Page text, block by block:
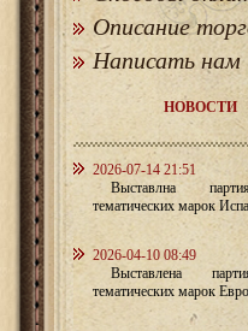
Описание
Написать нам
НОВОСТИ
2026-07-14 21:51
Выставлна
тематических марок
2026-04-10 08:49
Выставлена
тематических марок